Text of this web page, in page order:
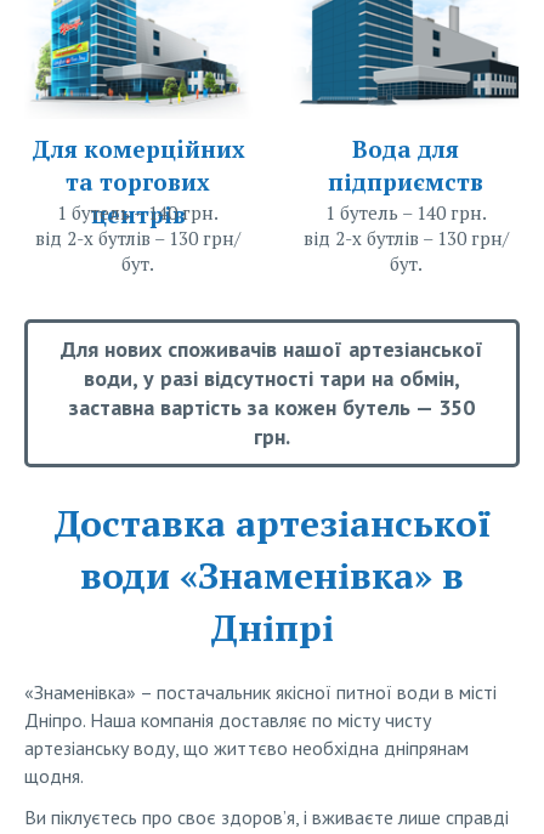
Для комерцiйних
та торгових
центрів
1 бутель – 140 грн.
від 2-х бутлів – 130 грн/
бут.
Вода для
підприємств
1 бутель – 140 грн.
від 2-х бутлів – 130 грн/
бут.
Для нових споживачів нашої артезіанської
води, у разі відсутності тари на обмін,
заставна вартість за кожен бутель — 350
грн.
Доставка артезіанської
води «Знаменівка» в
Дніпрі
«Знаменівка» – постачальник якісної питної води в місті
Дніпро. Наша компанія доставляє по місту чисту
артезіанську воду, що життєво необхідна дніпрянам
щодня.
Ви піклуєтесь про своє здоров’я, і вживаєте лише справді